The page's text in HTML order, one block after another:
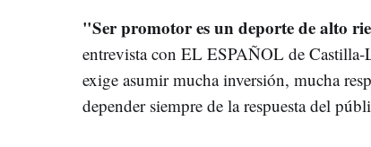
"Ser promotor es un deporte de alto
entrevista con EL ESPAÑOL de Castilla-
exige asumir mucha inversión, mucha
depender siempre de la respuesta del